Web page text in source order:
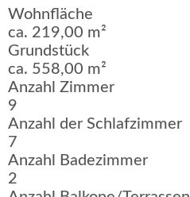
Wohnfläche
ca. 219,00 m²
Grundstück
ca. 558,00 m²
Anzahl Zimmer
9
Anzahl der Schlafzimmer
7
Anzahl Badezimmer
2